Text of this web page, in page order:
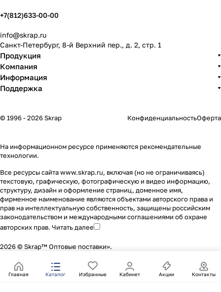
+7(812)633-00-00
info@skrap.ru
Санкт-Петербург, 8-й Верхний пер., д. 2, стр. 1
Продукция
Компания
Информация
Поддержка
© 1996 - 2026 Skrap КонфиденциальностьОферта
На информационном ресурсе применяются рекомендательные
технологии.
Все ресурсы сайта www.skrap.ru, включая (но не ограничиваясь)
текстовую, графическую, фотографическую и видео информацию,
структуру, дизайн и оформление страниц, доменное имя,
фирменное наименование являются объектами авторского права и
прав на интеллектуальную собственность, защищены российским
законодательством и международными соглашениями об охране
авторских прав. Читать далее
2026 © Skrap™ Оптовые поставки».
Главная Каталог Избранные Кабинет Акции Контакты